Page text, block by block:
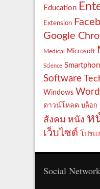
Education
Extension
Google
Medical Microsoft
Science
Software
Windows
ดาวน์โหลด บล็อก
สังคม หนัง ห
เว็บไซต์ โปรแ
Social Network